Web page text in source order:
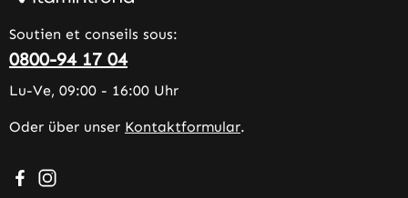
Soutien et conseils sous:
0800-94 17 04
Lu-Ve, 09:00 - 16:00 Uhr
Oder über unser Kontaktformular.
Besuche uns auf Facebook – öffnet in neuem Tab
Schau auf Instagram vorbei – öffnet in neuem Tab